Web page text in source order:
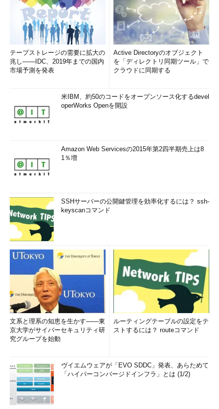
「次回」へ
テープストレージの需要に拡大の
兆し――IDC、2019年までの国内
市場予測を発表
Active Directoryのオブジェクト
を「ディレクトリ同期ツール」で
クラウドに同期する
米IBM、約50のコードをオープンソース化するdevel
operWorks Openを開設
Amazon Web Servicesの2015年第2四半期売上は8
1％増
SSHサーバーの公開鍵管理を効率化するには？ ssh-
keyscanコマンド
文系と理系の知恵を生かす――東
京大学がサイバーセキュリティ研
究グループを始動
ルーティングテーブルの設定をテ
ストするには？ routeコマンド
ヴイエムウェアが「EVO SDDC」発表、あらためて
「ハイパーコンバージドインフラ」とは (1/2)